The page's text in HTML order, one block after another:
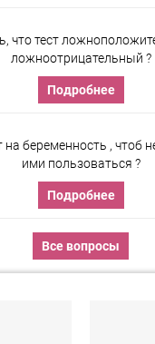
что тест
ложноотрицательный ?
Подробнее
на беременность , чтоб
ими пользоваться ?
Подробнее
Все вопросы